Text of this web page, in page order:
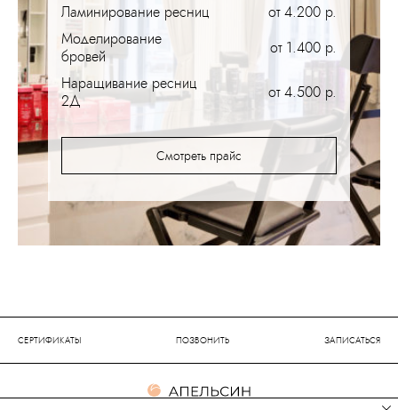
Ламинирование ресниц
от 4.200 р.
Моделирование
бровей
от 1.400 р.
Наращивание ресниц
2Д
от 4.500 р.
Смотреть прайс
СЕРТИФИКАТЫ ПОЗВОНИТЬ ЗАПИСАТЬСЯ